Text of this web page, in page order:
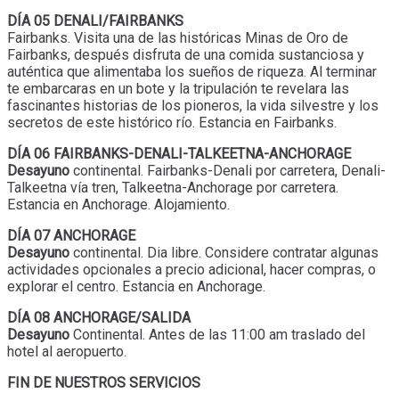
DÍA 05 DENALI/FAIRBANKS
Fairbanks. Visita una de las históricas Minas de Oro de
Fairbanks, después disfruta de una comida sustanciosa y
auténtica que alimentaba los sueños de riqueza. Al terminar
te embarcaras en un bote y la tripulación te revelara las
fascinantes historias de los pioneros, la vida silvestre y los
secretos de este histórico río. Estancia en Fairbanks.
DÍA 06 FAIRBANKS-DENALI-TALKEETNA-ANCHORAGE
Desayuno continental. Fairbanks-Denali por carretera, Denali-
Talkeetna vía tren, Talkeetna-Anchorage por carretera.
Estancia en Anchorage. Alojamiento.
DÍA 07 ANCHORAGE
Desayuno continental. Dia libre. Considere contratar algunas
actividades opcionales a precio adicional, hacer compras, o
explorar el centro. Estancia en Anchorage.
DÍA 08 ANCHORAGE/SALIDA
Desayuno Continental. Antes de las 11:00 am traslado del
hotel al aeropuerto.
FIN DE NUESTROS SERVICIOS